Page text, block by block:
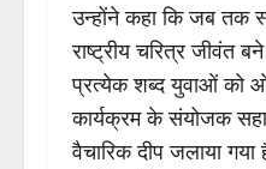
उन्होंने कहा कि जब तक
राष्ट्रीय चरित्र जीवंत
प्रत्येक शब्द युवाओं को
कार्यक्रम के संयोजक
वैचारिक दीप जलाया